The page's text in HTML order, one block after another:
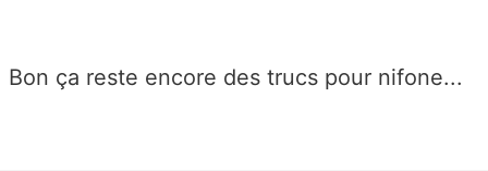
Bon ça reste encore des trucs pour nifone...